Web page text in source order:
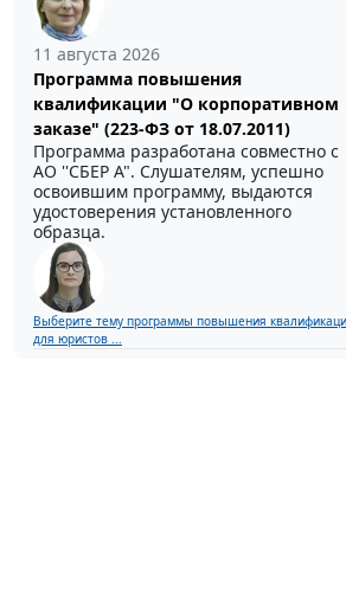
11 августа 2026
Программа повышения
квалификации "О корпоративном
заказе" (223-ФЗ от 18.07.2011)
Программа разработана совместно с
АО ''СБЕР А". Слушателям, успешно
освоившим программу, выдаются
удостоверения установленного
образца.
Выберите тему программы повышения
для юристов ...